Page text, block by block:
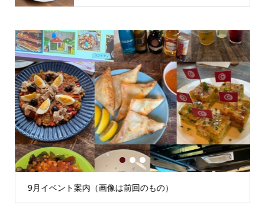
9月イベント案内（画像は前回のもの）
1 2 3